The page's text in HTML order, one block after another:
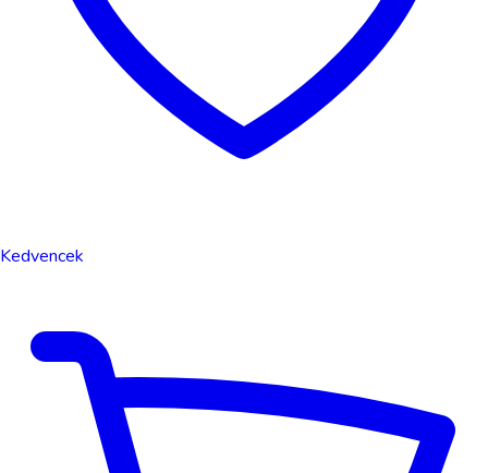
Kedvencek